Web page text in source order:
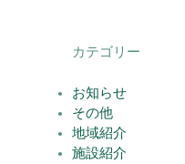
カテゴリー
お知らせ
その他
地域紹介
施設紹介